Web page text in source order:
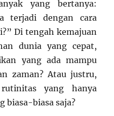
yang bertanya:
terjadi dengan cara
Di tengah kemajuan
dunia yang cepat,
yang ada mampu
zaman? Atau justru,
yang hanya
biasa-biasa saja?